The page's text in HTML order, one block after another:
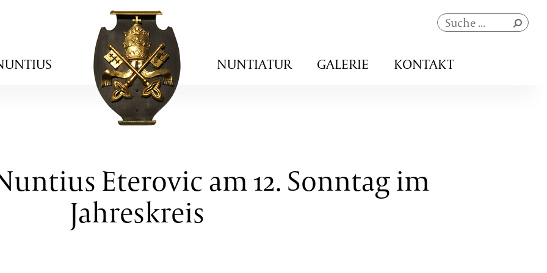
Navigation
überspringen
NUNTIATUR GALERIE KONTAKT
Eterovic am 12. Sonntag im
Jahreskreis